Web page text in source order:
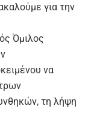
για την
Όμιλος
να
τη λήψη